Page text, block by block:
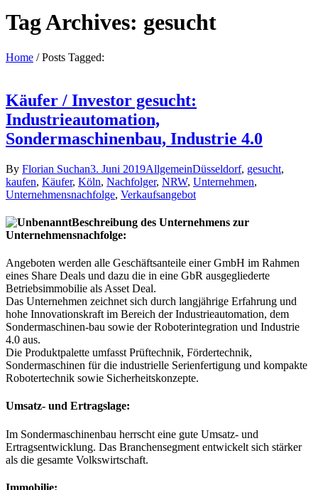
Tag Archives: gesucht
Home /Posts Tagged:
Käufer / Investor gesucht:
Industrieautomation,
Sondermaschinenbau, Industrie 4.0
By Florian Suchan3. Juni 2019AllgemeinDüsseldorf, gesucht,
kaufen, Käufer, Köln, Nachfolger, NRW, Unternehmen,
Unternehmensnachfolge, Verkaufsangebot
Beschreibung des Unternehmens zur
Unternehmensnachfolge:
Angeboten werden alle Geschäftsanteile einer GmbH im Rahmen
eines Share Deals und dazu die in eine GbR ausgegliederte
Betriebsimmobilie als Asset Deal.
Das Unternehmen zeichnet sich durch langjährige Erfahrung und
hohe Innovationskraft im Bereich der Industrieautomation, dem
Sondermaschinen-bau sowie der Roboterintegration und Industrie
4.0 aus.
Die Produktpalette umfasst Prüftechnik, Fördertechnik,
Sondermaschinen für die industrielle Serienfertigung und kompakte
Robotertechnik sowie Sicherheitskonzepte.
Umsatz- und Ertragslage:
Im Sondermaschinenbau herrscht eine gute Umsatz- und
Ertragsentwicklung. Das Branchensegment entwickelt sich stärker
als die gesamte Volkswirtschaft.
Immobilie: